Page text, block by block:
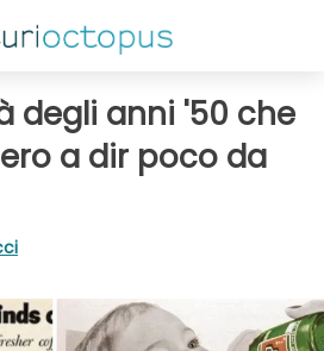
degli anni '50 che
a dir poco da